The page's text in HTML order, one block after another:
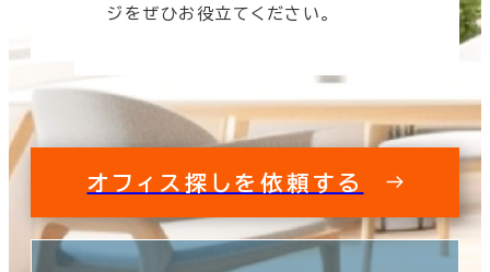
ジをぜひお役立てください。
オフィス探しを依頼する